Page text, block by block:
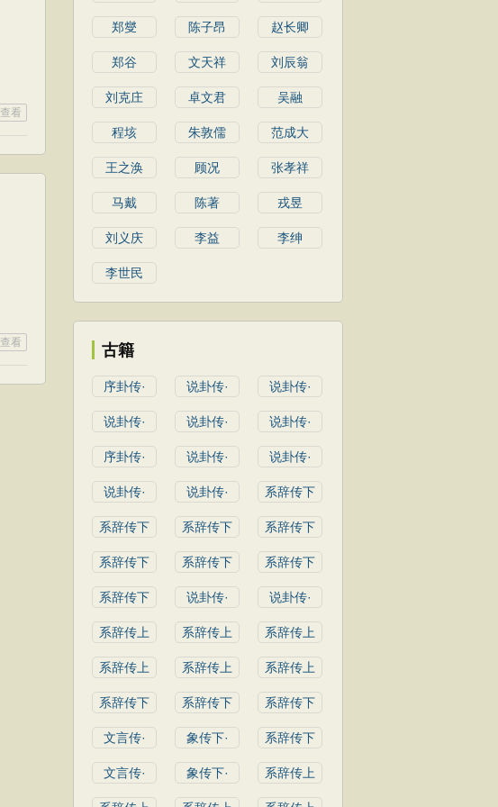
查看
查看
郑燮 陈子昂 赵长卿
郑谷 文天祥 刘辰翁
刘克庄 卓文君 吴融
程垓 朱敦儒 范成大
王之涣 顾况 张孝祥
马戴 陈著 戎昱
刘义庆 李益 李绅
李世民
古籍
序卦传· 说卦传· 说卦传·
说卦传· 说卦传· 说卦传·
序卦传· 说卦传· 说卦传·
说卦传· 说卦传· 系辞传下
系辞传下 系辞传下 系辞传下
系辞传下 系辞传下 系辞传下
系辞传下 说卦传· 说卦传·
系辞传上 系辞传上 系辞传上
系辞传上 系辞传上 系辞传上
系辞传下 系辞传下 系辞传下
文言传· 象传下· 系辞传下
文言传· 象传下· 系辞传上